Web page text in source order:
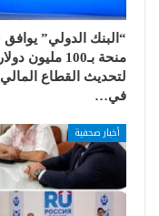
“البنك الدولي”
منحة بـ100 مليون دولار
لتحديث القطاع المالي
في…
أخبار صحفية